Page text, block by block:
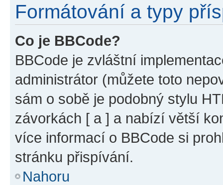
Formátování a typy
Co je BBCode?
BBCode je zvláštní
administrátor (můžete toto
sám o sobě je podobný stylu
závorkách [ a ] a nabízí větší
více informací o BBCode si
stránku přispívání.
Nahoru